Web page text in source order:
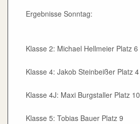
Ergebnisse Sonntag:
Klasse 2: Michael Hellmeier Platz 6
Klasse 4: Jakob Steinbeißer Platz 4
Klasse 4J: Maxi Burgstaller Platz 10
Klasse 5: Tobias Bauer Platz 9